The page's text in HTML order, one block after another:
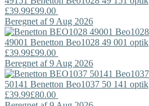
£39.99£99.00
Beregnet af 9 Aug 2026
49001 Benetton Beo1028 49 001 optik
£39.99£99.00
Beregnet af 9 Aug 2026
50141 Benetton Beo1037 50 141 optik
£39.99£80.00